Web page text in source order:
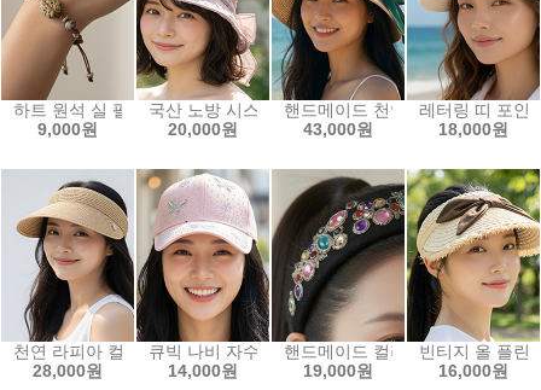
하트 원석 실 팔찌 포인트
9,000원
국산 노방 시스루 모자 쿨 벙거지
20,000원
핸드메이드 천연 라피아 마 리본
43,000원
레터링 띠 포인
18,000원
천연 라피아 컬러 썬캡 휴양지 산책 여름필수
28,000원
큐빅 나비 자수 볼캡 모자
14,000원
핸드메이드 컬러 빈티지 와이드
19,000원
빈티지 올 플린
16,000원